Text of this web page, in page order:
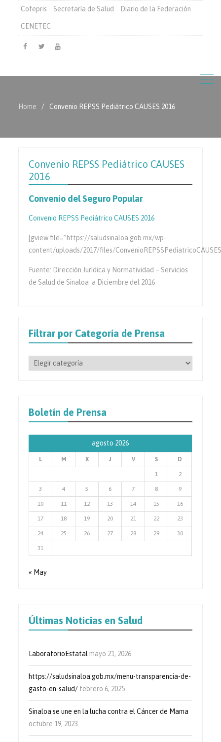
Cofepris Secretaría de Salud Diario de la Federación
CENETEC
Facebook
TwitterYoutube
Home Convenio REPSS Pediátrico CAUSES 2016
Convenio REPSS Pediátrico CAUSES
2016
Convenio del Seguro Popular
Convenio REPSS Pediátrico CAUSES 2016
[gview file=”https://saludsinaloa.gob.mx/wp-
content/uploads/2017/files/
Fuente: Dirección Jurídica y Normatividad – Servicios
de Salud de Sinaloa a Diciembre del 2016
Filtrar por Categoría de Prensa
Filtrar
Prensa
Boletín de Prensa
agosto 2026
L M X J V S D
1 2
3 4 5 6 7 8 9
10 11 12 13 14 15 16
17 18 19 20 21 22 23
24 25 26 27 28 29 30
31
« May
Últimas Noticias en Salud
LaboratorioEstatal mayo 21, 2026
https://saludsinaloa.gob.mx/menu-transparencia-de-
gasto-en-salud/ febrero 6, 2025
Sinaloa se une en la lucha contra el Cáncer de Mama
octubre 19, 2023